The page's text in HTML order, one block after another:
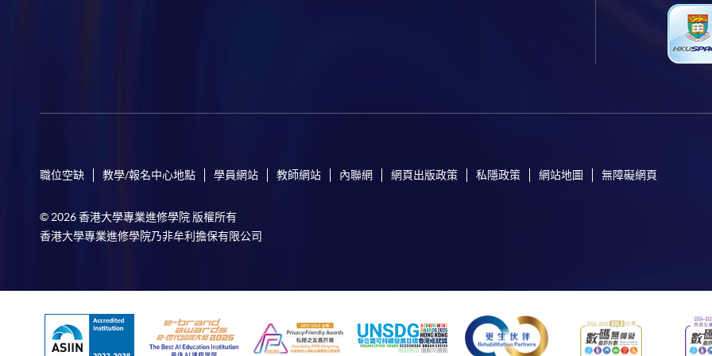
職位空缺 教學/報名中心地點 學員網站 教師網站 內聯網 網頁出版政策 私隱政策 網站地圖 無障礙網頁
© 2026 香港大學專業進修學院 版權所有
香港大學專業進修學院乃非牟利擔保有限公司